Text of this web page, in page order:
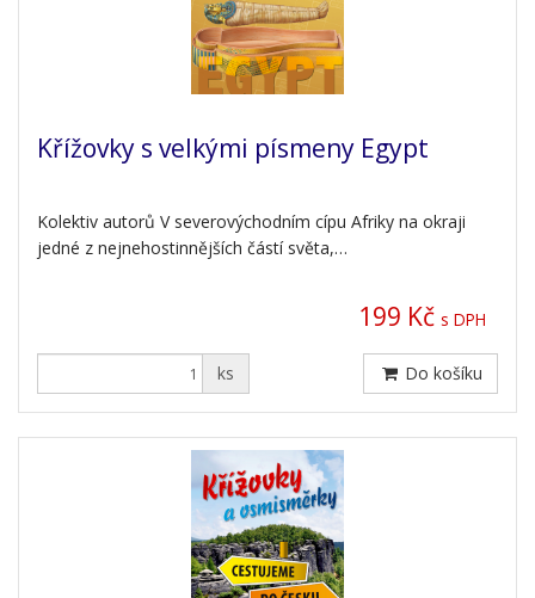
Křížovky s velkými písmeny Egypt
Kolektiv autorů V severovýchodním cípu Afriky na okraji
jedné z nejnehostinnějších částí světa,…
199 Kč s DPH
ks Do košíku